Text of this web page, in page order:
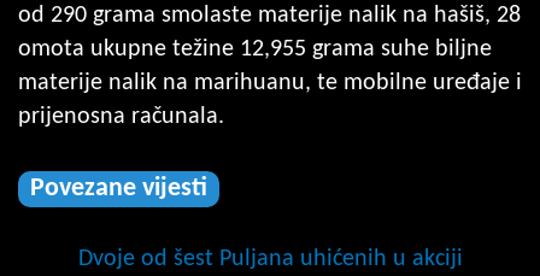
od 290 grama smolaste materije nalik na hašiš, 28
omota ukupne težine 12,955 grama suhe biljne
materije nalik na marihuanu, te mobilne uređaje i
prijenosna računala.
Povezane vijesti
Dvoje od šest Puljana uhićenih u akciji